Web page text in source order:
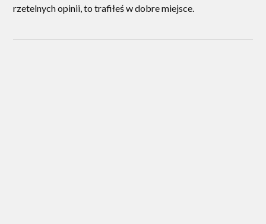
rzetelnych opinii, to trafiłeś w dobre miejsce.